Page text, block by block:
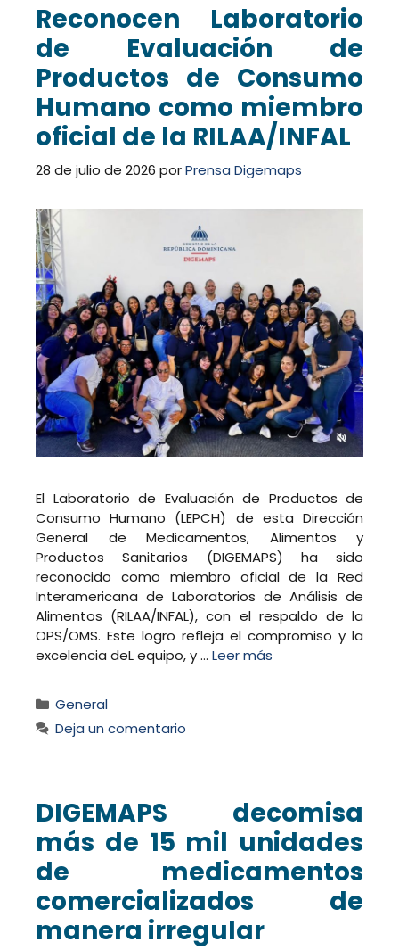
Reconocen Laboratorio
de Evaluación de
Productos de Consumo
Humano como miembro
oficial de la RILAA/INFAL
28 de julio de 2026 porPrensa Digemaps
El Laboratorio de Evaluación de Productos de
Consumo Humano (LEPCH) de esta Dirección
General de Medicamentos, Alimentos y
Productos Sanitarios (DIGEMAPS) ha sido
reconocido como miembro oficial de la Red
Interamericana de Laboratorios de Análisis de
Alimentos (RILAA/INFAL), con el respaldo de la
OPS/OMS. Este logro refleja el compromiso y la
excelencia deL equipo, y … Leer más
Categorías
General
Deja un comentario
DIGEMAPS decomisa
más de 15 mil unidades
de medicamentos
comercializados de
manera irregular